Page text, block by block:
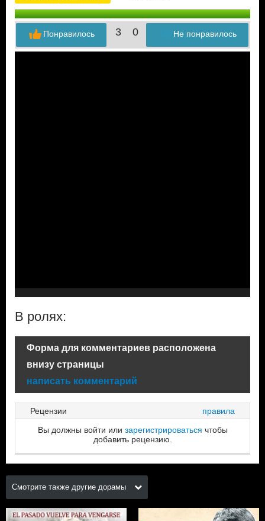
3 0 Не понравилось
Понравилось
В ролях:
Форма для комментариев расположена
внизу страницы
написать комментарий
Рецензии
правила
Вы должны войти или зарегистрироваться чтобы
добавить рецензию.
Смотрите также другие дорамы